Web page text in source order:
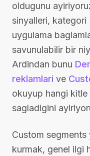
oldugunu
sinyalleri, kategori
uygulama
savunulabilir bir
Ardindan bunu
reklamlari ve
okuyup hangi
sagladigini
Custom
kurmak, genel ilgi